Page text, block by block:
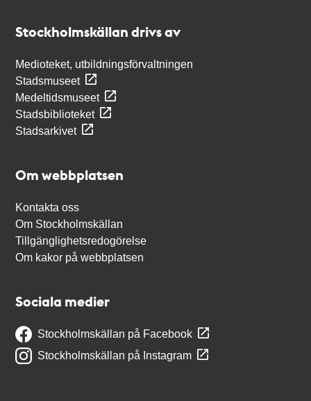
Stockholmskällan drivs av
Medioteket, utbildningsförvaltningen
Stadsmuseet
Medeltidsmuseet
Stadsbiblioteket
Stadsarkivet
Om webbplatsen
Kontakta oss
Om Stockholmskällan
Tillgänglighetsredogörelse
Om kakor på webbplatsen
Sociala medier
Stockholmskällan på Facebook
Stockholmskällan på Instagram